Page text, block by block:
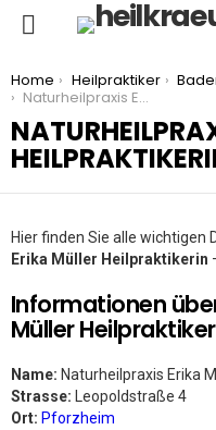
You are here:
Home Heilpraktiker
Naturheilpraxis Erika Müller Heilpraktikerin
Hier finden Sie alle wichtigen
Erika Müller Heilpraktikerin
Informationen
Müller
Name: Naturheilpraxis Erika
Strasse: Leopoldstraße 4
Ort: Pforzheim